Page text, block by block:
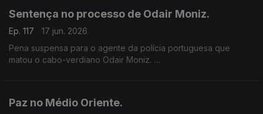
Sentença no processo de Odair Moniz.
Ep. 117
17 jun. 2026
Pena suspensa para o agente da polícia portuguesa que
matou o cabo-verdiano Odair Moniz.
Paz no Médio Oriente.